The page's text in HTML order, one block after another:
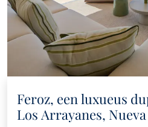
Feroz, een luxueus
Los Arrayanes,